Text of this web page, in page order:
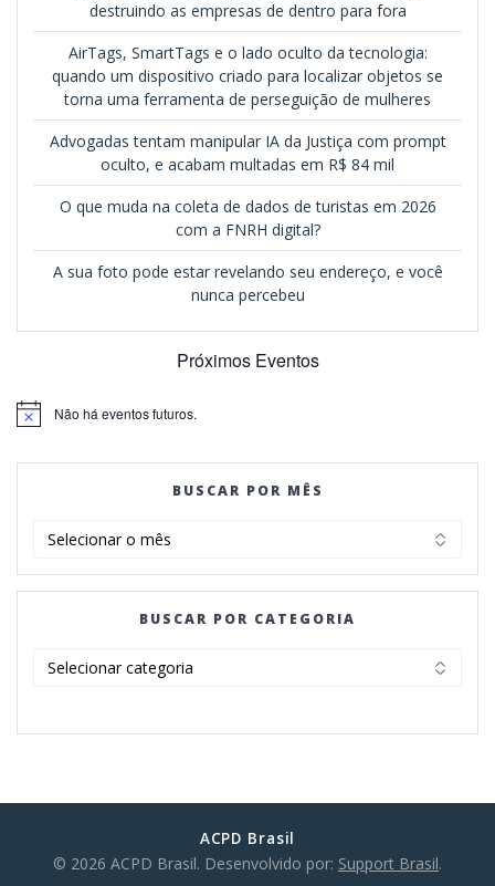
destruindo as empresas de dentro para fora
AirTags, SmartTags e o lado oculto da tecnologia:
quando um dispositivo criado para localizar objetos se
torna uma ferramenta de perseguição de mulheres
Advogadas tentam manipular IA da Justiça com prompt
oculto, e acabam multadas em R$ 84 mil
O que muda na coleta de dados de turistas em 2026
com a FNRH digital?
A sua foto pode estar revelando seu endereço, e você
nunca percebeu
Próximos Eventos
Notice Não há eventos futuros.
BUSCAR POR MÊS
MÊS
BUSCAR POR CATEGORIA
ACPD Brasil
© 2026 ACPD Brasil. Desenvolvido por: Support Brasil.